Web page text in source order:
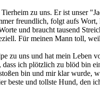
zu uns. Er ist unser
freundlich, folgt aufs
und braucht tausend
Für meinen Mann toll,
zu uns und hat mein Leben
ich plötzlich zu blöd bin
bin und mir klar wurde,
beste und tollste Hund, den